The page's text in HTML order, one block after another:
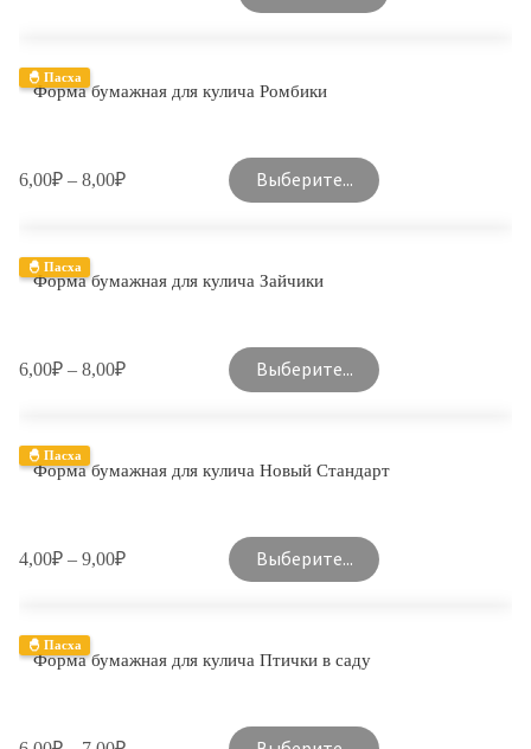
🐣 Пасха
Форма бумажная для кулича Ромбики
6,00₽ – 8,00₽ Выберите...
🐣 Пасха
Форма бумажная для кулича Зайчики
6,00₽ – 8,00₽ Выберите...
🐣 Пасха
Форма бумажная для кулича Новый Стандарт
4,00₽ – 9,00₽ Выберите...
🐣 Пасха
Форма бумажная для кулича Птички в саду